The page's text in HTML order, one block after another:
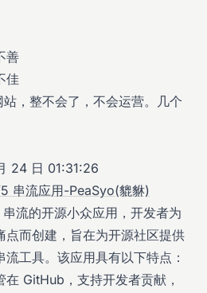
善
佳
24 日 01:31:26
串流应用-PeaSyo(貔貅)
流的开源小众应用，开发者为
点而创建，旨在为开源社区提供
工具。该应用具有以下特点：
在 GitHub，支持开发者贡献，